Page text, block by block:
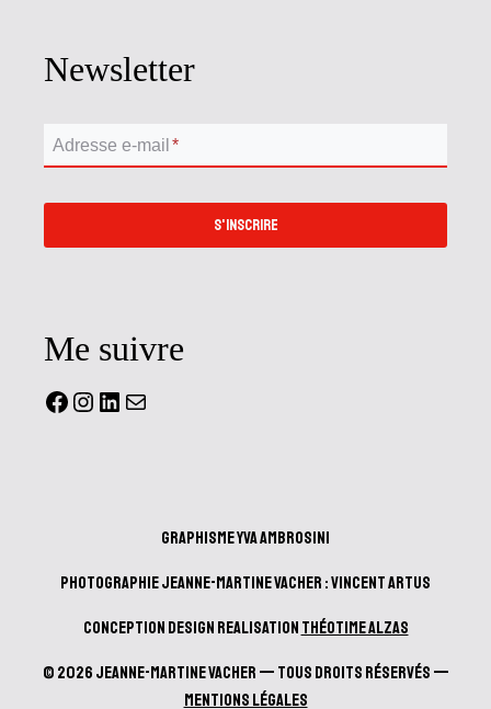
Newsletter
Adresse e-mail *
S'INSCRIRE
Me suivre
Facebook
Instagram
LinkedIn
Mail
Graphisme Yva Ambrosini
Photographie Jeanne-Martine Vacher : Vincent Artus
Conception design realisation Théotime Alzas
© 2026 Jeanne-Martine Vacher — Tous droits réservés —
Mentions Légales